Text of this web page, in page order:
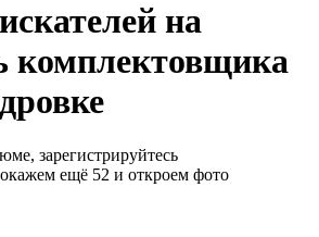
на
комплектовщика
зарегистрируйтесь
ещё 52 и откроем фото